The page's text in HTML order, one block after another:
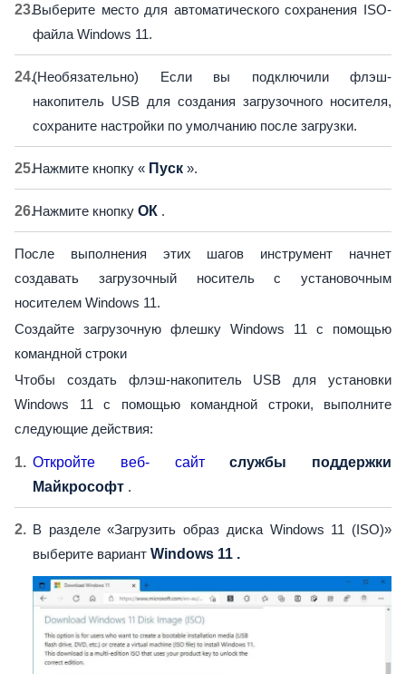
Выберите место для автоматического сохранения ISO-
файла Windows 11.
(Необязательно) Если вы подключили флэш-
накопитель USB для создания загрузочного носителя,
сохраните настройки по умолчанию после загрузки.
Нажмите кнопку « Пуск ».
Нажмите кнопку ОК .
После выполнения этих шагов инструмент начнет
создавать загрузочный носитель с установочным
носителем Windows 11.
Создайте загрузочную флешку Windows 11 с помощью
командной строки
Чтобы создать флэш-накопитель USB для установки
Windows 11 с помощью командной строки, выполните
следующие действия:
Откройте веб- сайтслужбы поддержки
Майкрософт .
В разделе «Загрузить образ диска Windows 11 (ISO)»
выберите вариант Windows 11 .